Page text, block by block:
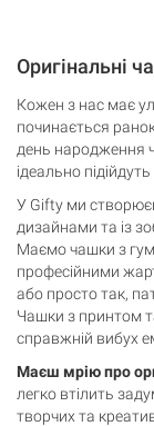
Оригінальні
Кожен з нас має
починається
день народження
ідеально
У Gifty ми
дизайнами та із
Маємо чашки з
професійними
або просто так,
Чашки з принтом
справжній вибух
Маєш мрію про
легко втілить
творчих та